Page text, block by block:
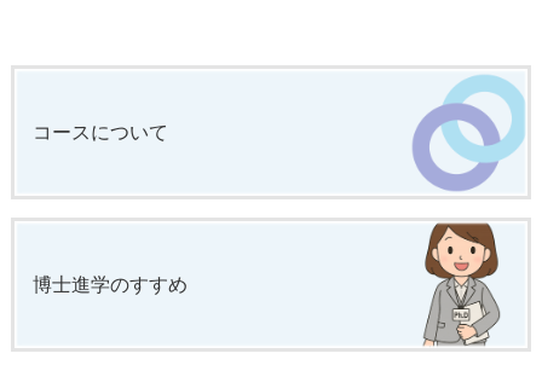
コースについて
博士進学のすすめ